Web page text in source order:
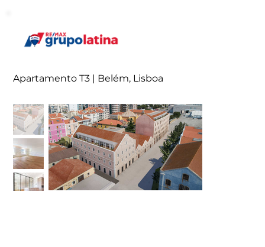
Apartamento T3 | Belém, Lisboa